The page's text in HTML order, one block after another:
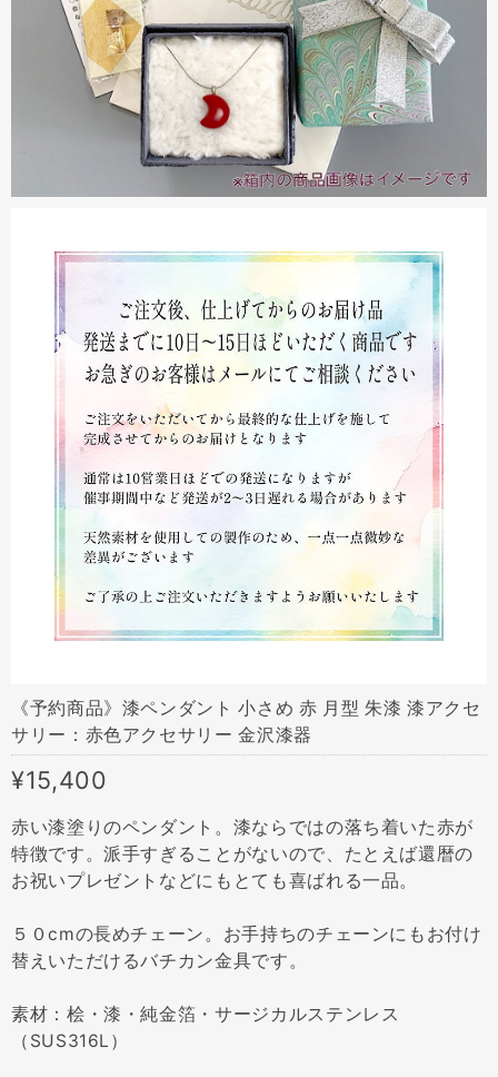
《予約商品》漆ペンダント 小さめ 赤 月型 朱漆 漆アクセ
サリー：赤色アクセサリー 金沢漆器
¥15,400
赤い漆塗りのペンダント。漆ならではの落ち着いた赤が
特徴です。派手すぎることがないので、たとえば還暦の
お祝いプレゼントなどにもとても喜ばれる一品。
５０cmの長めチェーン。お手持ちのチェーンにもお付け
替えいただけるバチカン金具です。
素材：桧・漆・純金箔・サージカルステンレス
（SUS316L）